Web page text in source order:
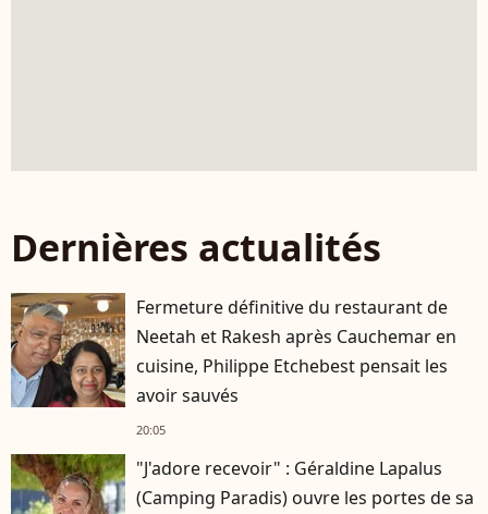
Dernières actualités
Fermeture définitive du restaurant de
Neetah et Rakesh après Cauchemar en
cuisine, Philippe Etchebest pensait les
avoir sauvés
20:05
"J'adore recevoir" : Géraldine Lapalus
(Camping Paradis) ouvre les portes de sa